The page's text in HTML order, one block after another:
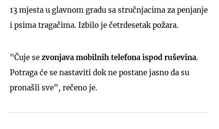
13 mjesta u glavnom gradu sa stručnjacima za penjanje
i psima tragačima. Izbilo je četrdesetak požara.
"Čuje se zvonjava mobilnih telefona ispod ruševina.
Potraga će se nastaviti dok ne postane jasno da su
pronašli sve", rečeno je.